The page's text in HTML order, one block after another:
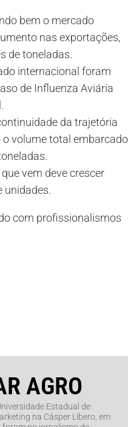
bem o mercado
nas exportações,
de toneladas.
internacional foram
de Influenza Aviária
da trajetória
volume total embarcado
vem deve crescer
unidades.
com profissionalismos
AGRO
Estadual de
na Cásper Líbero, em